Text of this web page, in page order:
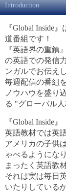
Introduction
『Global Inside
道番組です！
『英語界の重鎮
の英語での発信
ンガルでお伝え
毎週配信の番組
ノウハウを盛り
る "グローバル
『Global Inside』
英語教材では英
アメリカの子供
ゃべるようにな
まったく英語教
それは実は毎日
いたりしている